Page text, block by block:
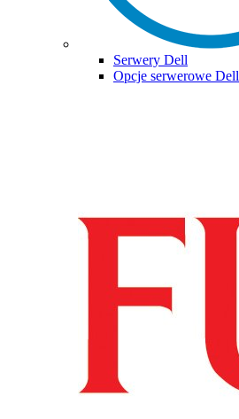
Serwery Dell
Opcje serwerowe Dell